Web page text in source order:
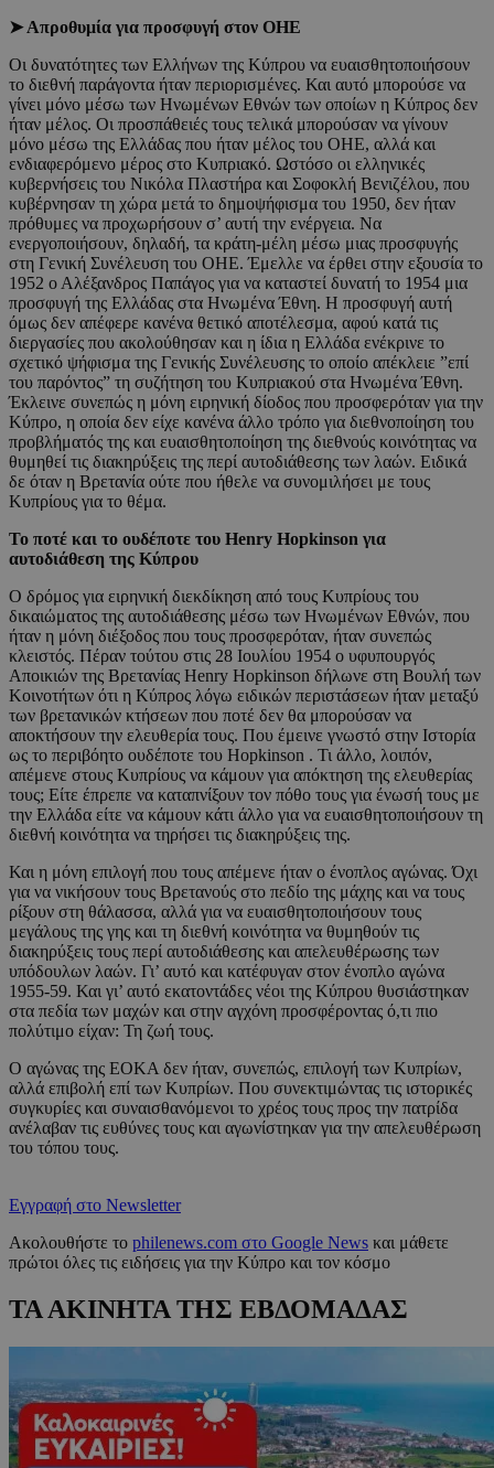
➤ Απροθυμία για προσφυγή στον ΟΗΕ
Οι δυνατότητες των Ελλήνων της Κύπρου να ευαισθητοποιήσουν
το διεθνή παράγοντα ήταν περιορισμένες. Και αυτό μπορούσε να
γίνει μόνο μέσω των Ηνωμένων Εθνών των οποίων η Κύπρος δεν
ήταν μέλος. Οι προσπάθειές τους τελικά μπορούσαν να γίνουν
μόνο μέσω της Ελλάδας που ήταν μέλος του ΟΗΕ, αλλά και
ενδιαφερόμενο μέρος στο Κυπριακό. Ωστόσο οι ελληνικές
κυβερνήσεις του Νικόλα Πλαστήρα και Σοφοκλή Βενιζέλου, που
κυβέρνησαν τη χώρα μετά το δημοψήφισμα του 1950, δεν ήταν
πρόθυμες να προχωρήσουν σ’ αυτή την ενέργεια. Να
ενεργοποιήσουν, δηλαδή, τα κράτη-μέλη μέσω μιας προσφυγής
στη Γενική Συνέλευση του ΟΗΕ. Έμελλε να έρθει στην εξουσία το
1952 ο Αλέξανδρος Παπάγος για να καταστεί δυνατή το 1954 μια
προσφυγή της Ελλάδας στα Ηνωμένα Έθνη. Η προσφυγή αυτή
όμως δεν απέφερε κανένα θετικό αποτέλεσμα, αφού κατά τις
διεργασίες που ακολούθησαν και η ίδια η Ελλάδα ενέκρινε το
σχετικό ψήφισμα της Γενικής Συνέλευσης το οποίο απέκλειε ”επί
του παρόντος” τη συζήτηση του Κυπριακού στα Ηνωμένα Έθνη.
Έκλεινε συνεπώς η μόνη ειρηνική δίοδος που προσφερόταν για την
Κύπρο, η οποία δεν είχε κανένα άλλο τρόπο για διεθνοποίηση του
προβλήματός της και ευαισθητοποίηση της διεθνούς κοινότητας να
θυμηθεί τις διακηρύξεις της περί αυτοδιάθεσης των λαών. Ειδικά
δε όταν η Βρετανία ούτε που ήθελε να συνομιλήσει με τους
Κυπρίους για το θέμα.
Το ποτέ και το ουδέποτε του Henry Hopkinson για
αυτοδιάθεση της Κύπρου
Ο δρόμος για ειρηνική διεκδίκηση από τους Κυπρίους του
δικαιώματος της αυτοδιάθεσης μέσω των Ηνωμένων Εθνών, που
ήταν η μόνη διέξοδος που τους προσφερόταν, ήταν συνεπώς
κλειστός. Πέραν τούτου στις 28 Ιουλίου 1954 ο υφυπουργός
Αποικιών της Βρετανίας Henry Hopkinson δήλωνε στη Βουλή των
Κοινοτήτων ότι η Κύπρος λόγω ειδικών περιστάσεων ήταν μεταξύ
των βρετανικών κτήσεων που ποτέ δεν θα μπορούσαν να
αποκτήσουν την ελευθερία τους. Που έμεινε γνωστό στην Ιστορία
ως το περιβόητο ουδέποτε του Hopkinson . Τι άλλο, λοιπόν,
απέμενε στους Κυπρίους να κάμουν για απόκτηση της ελευθερίας
τους; Είτε έπρεπε να καταπνίξουν τον πόθο τους για ένωσή τους με
την Ελλάδα είτε να κάμουν κάτι άλλο για να ευαισθητοποιήσουν τη
διεθνή κοινότητα να τηρήσει τις διακηρύξεις της.
Και η μόνη επιλογή που τους απέμενε ήταν ο ένοπλος αγώνας. Όχι
για να νικήσουν τους Βρετανούς στο πεδίο της μάχης και να τους
ρίξουν στη θάλασσα, αλλά για να ευαισθητοποιήσουν τους
μεγάλους της γης και τη διεθνή κοινότητα να θυμηθούν τις
διακηρύξεις τους περί αυτοδιάθεσης και απελευθέρωσης των
υπόδουλων λαών. Γι’ αυτό και κατέφυγαν στον ένοπλο αγώνα
1955-59. Και γι’ αυτό εκατοντάδες νέοι της Κύπρου θυσιάστηκαν
στα πεδία των μαχών και στην αγχόνη προσφέροντας ό,τι πιο
πολύτιμο είχαν: Τη ζωή τους.
Ο αγώνας της ΕΟΚΑ δεν ήταν, συνεπώς, επιλογή των Κυπρίων,
αλλά επιβολή επί των Κυπρίων. Που συνεκτιμώντας τις ιστορικές
συγκυρίες και συναισθανόμενοι το χρέος τους προς την πατρίδα
ανέλαβαν τις ευθύνες τους και αγωνίστηκαν για την απελευθέρωση
του τόπου τους.
Εγγραφή στο Newsletter
Ακολουθήστε το philenews.com στο Google News και μάθετε
πρώτοι όλες τις ειδήσεις για την Κύπρο και τον κόσμο
ΤΑ ΑΚΙΝΗΤΑ ΤΗΣ ΕΒΔΟΜΑΔΑΣ